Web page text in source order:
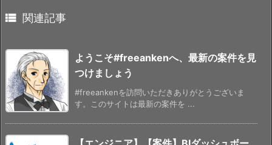
 関連記事
ようこそ#freeankenへ、最新の案件を見
つけましょう
#freeankenを訪問いただきありがとうございま
す。このサイトは最新の案件を ...